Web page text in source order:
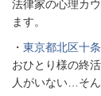
法律家の心理カ
ます。
・ 東京都北区十
おひとり様の終
人がいない…そ